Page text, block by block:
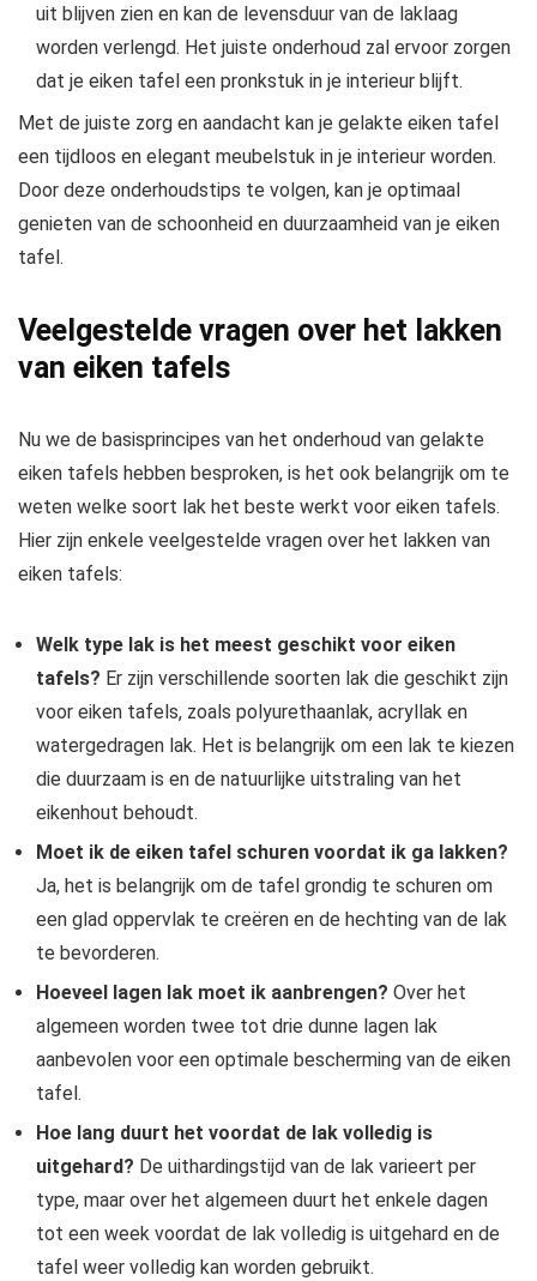
uit blijven zien en kan de levensduur van de laklaag
worden verlengd. Het juiste onderhoud zal ervoor zorgen
dat je eiken tafel een pronkstuk in je interieur blijft.
Met de juiste zorg en aandacht kan je gelakte eiken tafel
een tijdloos en elegant meubelstuk in je interieur worden.
Door deze onderhoudstips te volgen, kan je optimaal
genieten van de schoonheid en duurzaamheid van je eiken
tafel.
Veelgestelde vragen over het lakken
van eiken tafels
Nu we de basisprincipes van het onderhoud van gelakte
eiken tafels hebben besproken, is het ook belangrijk om te
weten welke soort lak het beste werkt voor eiken tafels.
Hier zijn enkele veelgestelde vragen over het lakken van
eiken tafels:
Welk type lak is het meest geschikt voor eiken
tafels? Er zijn verschillende soorten lak die geschikt zijn
voor eiken tafels, zoals polyurethaanlak, acryllak en
watergedragen lak. Het is belangrijk om een lak te kiezen
die duurzaam is en de natuurlijke uitstraling van het
eikenhout behoudt.
Moet ik de eiken tafel schuren voordat ik ga lakken?
Ja, het is belangrijk om de tafel grondig te schuren om
een glad oppervlak te creëren en de hechting van de lak
te bevorderen.
Hoeveel lagen lak moet ik aanbrengen? Over het
algemeen worden twee tot drie dunne lagen lak
aanbevolen voor een optimale bescherming van de eiken
tafel.
Hoe lang duurt het voordat de lak volledig is
uitgehard? De uithardingstijd van de lak varieert per
type, maar over het algemeen duurt het enkele dagen
tot een week voordat de lak volledig is uitgehard en de
tafel weer volledig kan worden gebruikt.